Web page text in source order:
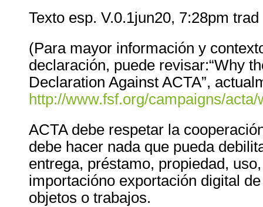
Texto esp. V.0.1jun20, 7:28pm
(Para mayor información y
declaración, puede revisar:“Why
Declaration Against ACTA”,
http://www.fsf.org/campaigns/
ACTAdebe respetar la
debe hacer nada que pueda
entrega, préstamo, propiedad,
importacióno exportación digital
objetos o trabajos.